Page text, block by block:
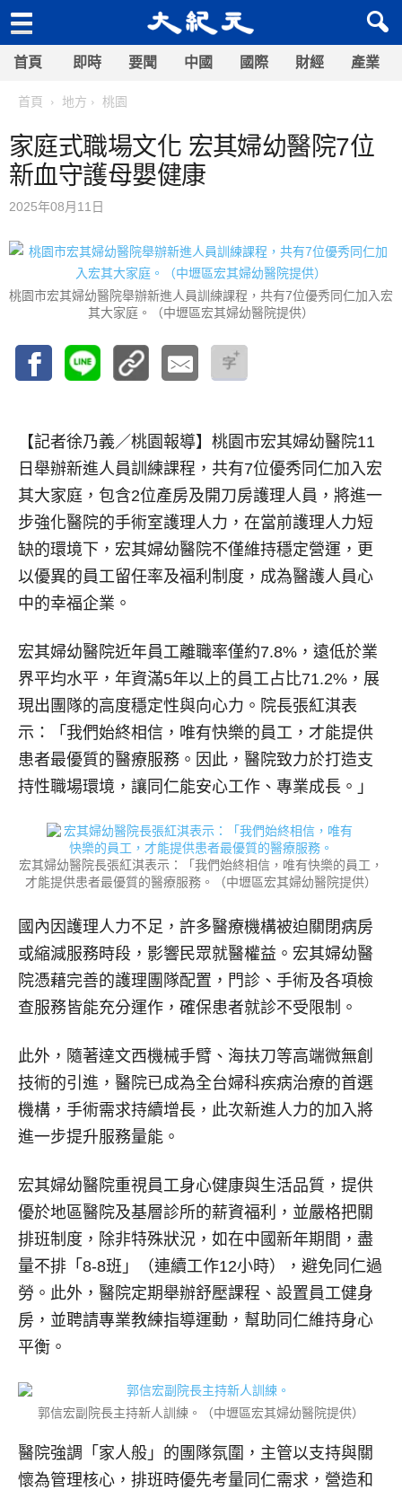
首頁 即時 要聞 中國 國際 財經 產業
首頁 地方 桃園
家庭式職場文化 宏其婦幼醫院7位
新血守護母嬰健康
2025年08月11日
桃園市宏其婦幼醫院舉辦新進人員訓練課程，共有7位優秀同仁加入宏
其大家庭。（中壢區宏其婦幼醫院提供）
【記者徐乃義／桃園報導】 桃園市宏其婦幼醫院11
日舉辦新進人員訓練課程，共有7位優秀同仁加入宏
其大家庭，包含2位產房及開刀房護理人員，將進一
步強化醫院的手術室護理人力，在當前護理人力短
缺的環境下，宏其婦幼醫院不僅維持穩定營運，更
以優異的員工留任率及福利制度，成為醫護人員心
中的幸福企業。
宏其婦幼醫院近年員工離職率僅約7.8%，遠低於業
界平均水平，年資滿5年以上的員工占比71.2%，展
現出團隊的高度穩定性與向心力。院長張紅淇表
示：「我們始終相信，唯有快樂的員工，才能提供
患者最優質的醫療服務。因此，醫院致力於打造支
持性職場環境，讓同仁能安心工作、專業成長。」
宏其婦幼醫院長張紅淇表示：「我們始終相信，唯有快樂的員工，
才能提供患者最優質的醫療服務。（中壢區宏其婦幼醫院提供）
國內因護理人力不足，許多醫療機構被迫關閉病房
或縮減服務時段，影響民眾就醫權益。宏其婦幼醫
院憑藉完善的護理團隊配置，門診、手術及各項檢
查服務皆能充分運作，確保患者就診不受限制。
此外，隨著達文西機械手臂、海扶刀等高端微無創
技術的引進，醫院已成為全台婦科疾病治療的首選
機構，手術需求持續增長，此次新進人力的加入將
進一步提升服務量能。
宏其婦幼醫院重視員工身心健康與生活品質，提供
優於地區醫院及基層診所的薪資福利，並嚴格把關
排班制度，除非特殊狀況，如在中國新年期間，盡
量不排「8-8班」（連續工作12小時），避免同仁過
勞。此外，醫院定期舉辦舒壓課程、設置員工健身
房，並聘請專業教練指導運動，幫助同仁維持身心
平衡。
郭信宏副院長主持新人訓練。（中壢區宏其婦幼醫院提供）
醫院強調「家人般」的團隊氛圍，主管以支持與關
懷為管理核心，排班時優先考量同仁需求，營造和